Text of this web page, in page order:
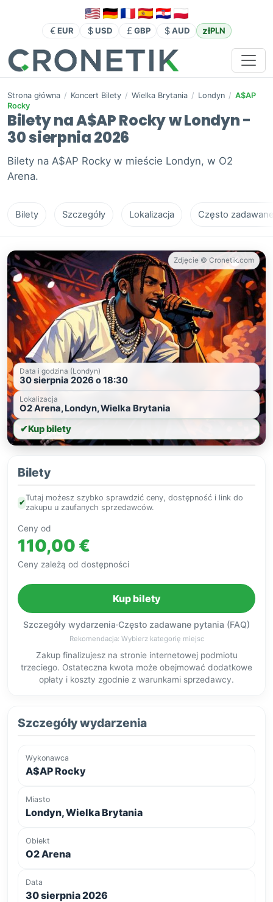
EUR USD GBP AUD złPLN
Strona główna / Koncert Bilety / Wielka Brytania / Londyn / A$AP
Rocky
Bilety na A$AP Rocky w Londyn -
30 sierpnia 2026
Bilety na A$AP Rocky w mieście Londyn, w O2
Arena.
Bilety Szczegóły Lokalizacja Często
Zdjęcie © Cronetik.com
Data i godzina (Londyn)
30 sierpnia 2026 o 18:30
Lokalizacja
O2 Arena, Londyn, Wielka Brytania
✔Kup bilety
Bilety
✔
Tutaj możesz szybko sprawdzić ceny, dostępność i link do
zakupu u zaufanych sprzedawców.
Ceny od
110,00 €
Ceny zależą od dostępności
Kup bilety
Szczegóły wydarzenia·Często zadawane pytania (FAQ)
Rekomendacja: Wybierz kategorię miejsc
Zakup finalizujesz na stronie internetowej podmiotu
trzeciego. Ostateczna kwota może obejmować dodatkowe
opłaty i koszty zgodnie z warunkami sprzedawcy.
Szczegóły wydarzenia
Wykonawca
A$AP Rocky
Miasto
Londyn, Wielka Brytania
Obiekt
O2 Arena
Data
30 sierpnia 2026